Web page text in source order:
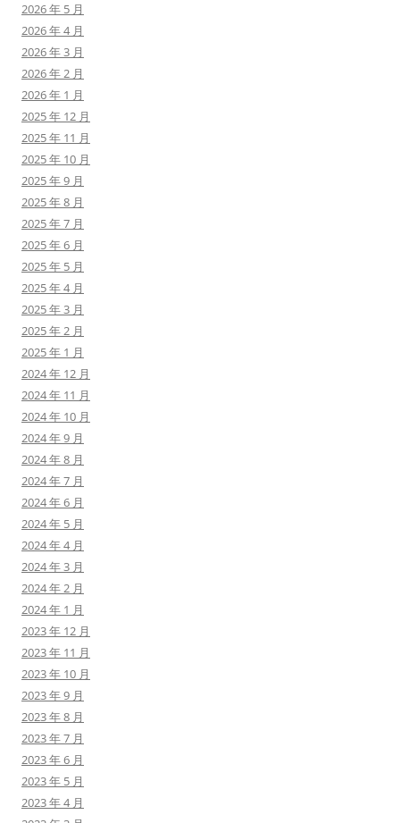
2026 年 5 月
2026 年 4 月
2026 年 3 月
2026 年 2 月
2026 年 1 月
2025 年 12 月
2025 年 11 月
2025 年 10 月
2025 年 9 月
2025 年 8 月
2025 年 7 月
2025 年 6 月
2025 年 5 月
2025 年 4 月
2025 年 3 月
2025 年 2 月
2025 年 1 月
2024 年 12 月
2024 年 11 月
2024 年 10 月
2024 年 9 月
2024 年 8 月
2024 年 7 月
2024 年 6 月
2024 年 5 月
2024 年 4 月
2024 年 3 月
2024 年 2 月
2024 年 1 月
2023 年 12 月
2023 年 11 月
2023 年 10 月
2023 年 9 月
2023 年 8 月
2023 年 7 月
2023 年 6 月
2023 年 5 月
2023 年 4 月